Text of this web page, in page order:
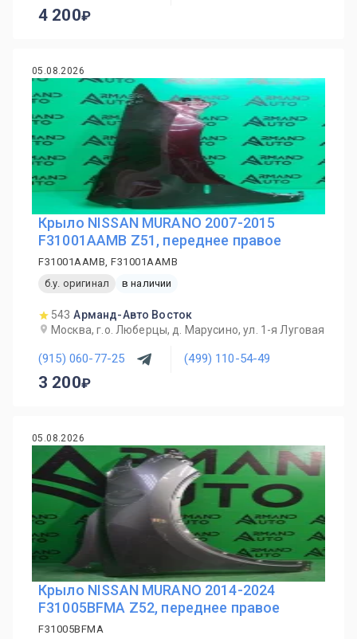
4 200
05.08.2026
Крыло NISSAN MURANO 2007-2015
F31001AAMB Z51, переднее правое
F31001AAMB, F31001AAMB
б.у. оригинал
в наличии
543 Арманд-Авто Восток
Москва, г.о. Люберцы, д. Марусино, ул. 1-я Луговая
(915) 060-77-25 (499) 110-54-49
3 200
05.08.2026
Крыло NISSAN MURANO 2014-2024
F31005BFMA Z52, переднее правое
F31005BFMA